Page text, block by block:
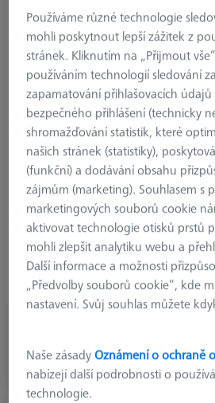
typ produktu
Stylus
kulička
2,0 mm
délka
20,0 mm
materiál snímače
Ruby
Stylus Tip
Sphere
Shaft Material
Carbon
Connection Type
M3 XXT
Measuring Length
8,0 mm
Ø Shaft (DS)
1,0 mm
Stylus Type
Knurled
bez DPH
Dostupné
Používáme různé technologie
mohli poskytnout lepší zážitek z
stránek. Kliknutím na „Přijmout
používáním technologií sledování
zapamatování přihlašovacích údajů
bezpečného přihlášení (technicky
shromažďování statistik, které
našich stránek (statistiky),
(funkční) a dodávání obsahu
zájmům (marketing). Souhlasem s
marketingových souborů cookie
aktivovat technologie otisků prstů
mohli zlepšit analytiku webu a
Další informace a možnosti
„Předvolby souborů cookie“, kde
nastavení. Svůj souhlas můžete
Naše zásadyOznámení o ochraně
nabízejí další podrobnosti o
technologie.